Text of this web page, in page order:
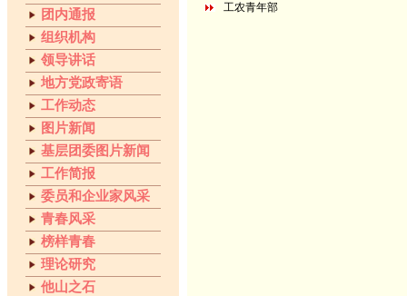
团内通报
组织机构
领导讲话
地方党政寄语
工作动态
图片新闻
基层团委图片新闻
工作简报
委员和企业家风采
青春风采
榜样青春
理论研究
他山之石
工农青年部